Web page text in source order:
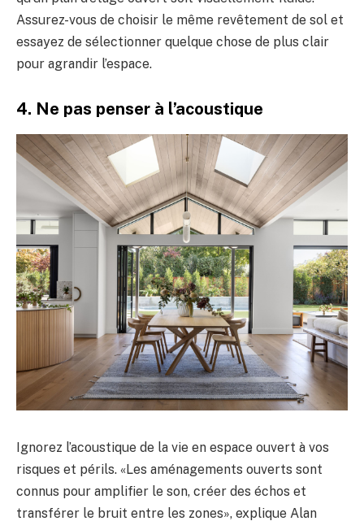
Assurez-vous de choisir le même revêtement de sol et
essayez de sélectionner quelque chose de plus clair
pour agrandir l’espace.
4. Ne pas penser à l’acoustique
Ignorez l’acoustique de la vie en espace ouvert à vos
risques et périls. «Les aménagements ouverts sont
connus pour amplifier le son, créer des échos et
transférer le bruit entre les zones», explique Alan